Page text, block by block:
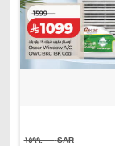
SAR ١٥٩٩.٠٠٠